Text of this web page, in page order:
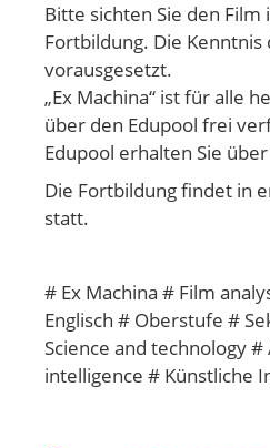
Bitte sichten Sie den
Fortbildung. Die Kenntnis
vorausgesetzt.
„Ex Machina“ ist für alle
über den Edupool frei
Edupool erhalten Sie
Die Fortbildung findet in
statt.
# Ex Machina # Film
Englisch # Oberstufe #
Science and technology
intelligence # Künstliche